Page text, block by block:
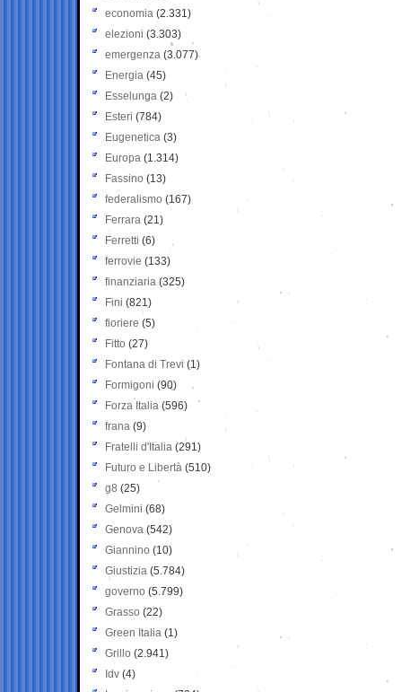
economia (2.331)
elezioni (3.303)
emergenza (3.077)
Energia (45)
Esselunga (2)
Esteri (784)
Eugenetica (3)
Europa (1.314)
Fassino (13)
federalismo (167)
Ferrara (21)
Ferretti (6)
ferrovie (133)
finanziaria (325)
Fini (821)
fioriere (5)
Fitto (27)
Fontana di Trevi (1)
Formigoni (90)
Forza Italia (596)
frana (9)
Fratelli d'Italia (291)
Futuro e Libertà (510)
g8 (25)
Gelmini (68)
Genova (542)
Giannino (10)
Giustizia (5.784)
governo (5.799)
Grasso (22)
Green Italia (1)
Grillo (2.941)
Idv (4)